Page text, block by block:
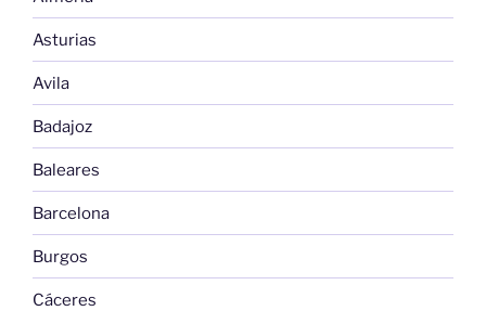
Asturias
Avila
Badajoz
Baleares
Barcelona
Burgos
Cáceres